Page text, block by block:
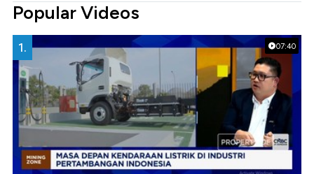
Popular Videos
07:40
1.